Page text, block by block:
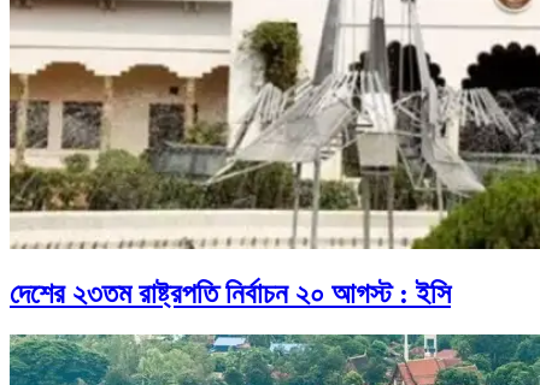
দেশের ২৩তম রাষ্ট্রপতি নির্বাচন ২০ আগস্ট : ইসি